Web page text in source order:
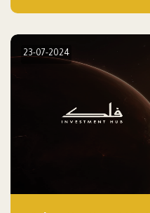
elevate
23-07-2024